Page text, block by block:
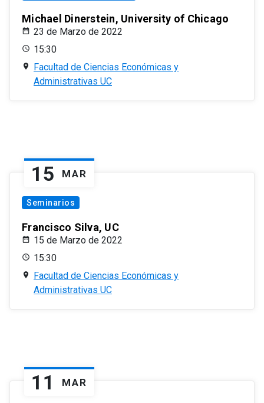
Michael Dinerstein, University of Chicago
23 de Marzo de 2022
15:30
Facultad de Ciencias Económicas y
Administrativas UC
15 MAR
Seminarios
Francisco Silva, UC
15 de Marzo de 2022
15:30
Facultad de Ciencias Económicas y
Administrativas UC
11 MAR